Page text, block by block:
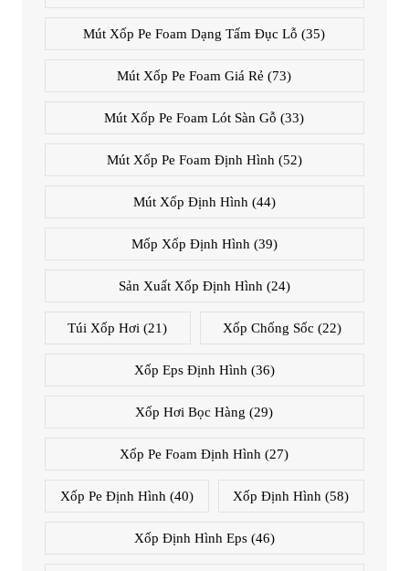
Mút Xốp Pe Foam Dạng Tấm Đục Lỗ (35)
Mút Xốp Pe Foam Giá Rẻ (73)
Mút Xốp Pe Foam Lót Sàn Gỗ (33)
Mút Xốp Pe Foam Định Hình (52)
Mút Xốp Định Hình (44)
Mốp Xốp Định Hình (39)
Sản Xuất Xốp Định Hình (24)
Túi Xốp Hơi (21) Xốp Chống Sốc (22)
Xốp Eps Định Hình (36)
Xốp Hơi Bọc Hàng (29)
Xốp Pe Foam Định Hình (27)
Xốp Pe Định Hình (40) Xốp Định Hình (58)
Xốp Định Hình Eps(46)